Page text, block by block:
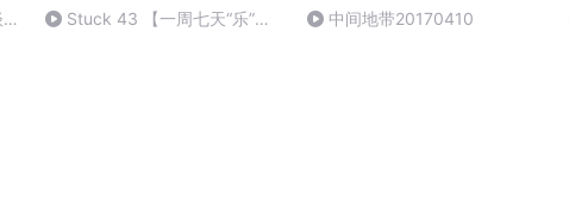
Stuck 43 【一周七天“乐”】
中间地带20170410